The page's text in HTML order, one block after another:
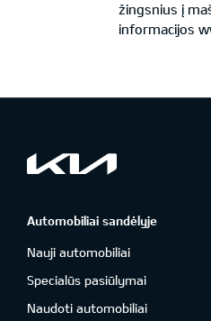
žingsnius į
informacijos
Automobiliai sandėlyje
Nauji automobiliai
Specialūs pasiūlymai
Naudoti automobiliai